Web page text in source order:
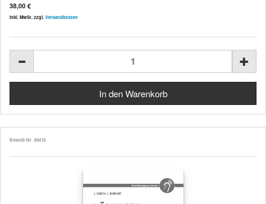
38,00 €
inkl. MwSt. zzgl. Versandkosten
Bestell-Nr. 49416